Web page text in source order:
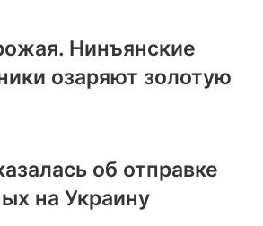
Нинъянские
озаряют золотую
об отправке
на Украину